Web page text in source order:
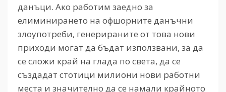
данъци. Ако работим заедно за
елиминирането на офшорните данъчни
злоупотреби, генерираните от това нови
приходи могат да бъдат използвани, за да
се сложи край на глада по света, да се
създадат стотици милиони нови работни
места и значително да се намали крайното